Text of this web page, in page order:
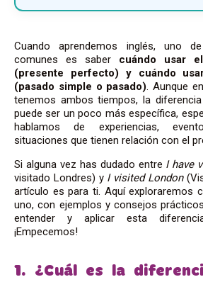
Cuando aprendemos inglés, uno
comunes es saber cuándo usar
(presente perfecto) y cuándo
(pasado simple o pasado) . Aunque
tenemos ambos tiempos, la
puede ser un poco más específica,
hablamos de experiencias,
situaciones que tienen relación con el
Si alguna vez has dudado entre I have
visitado Londres) y I visited London
artículo es para ti. Aquí exploraremos
uno, con ejemplos y consejos
entender y aplicar esta
¡Empecemos!
1. ¿Cuál es la